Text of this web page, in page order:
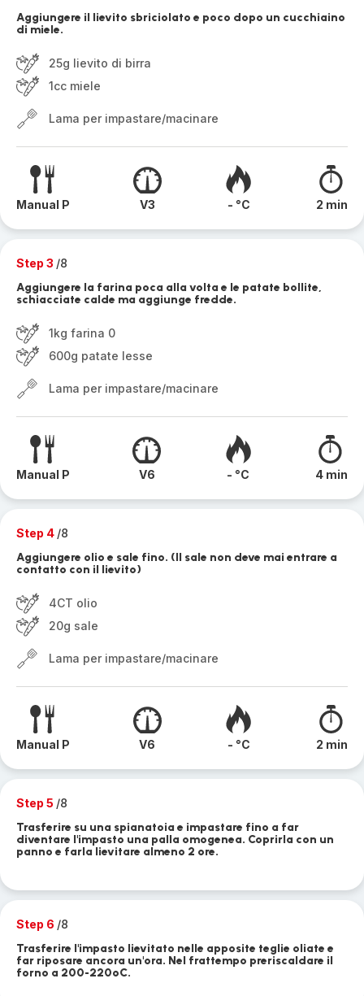
Aggiungere il lievito sbriciolato e poco dopo un cucchiaino
di miele.
25g lievito di birra
1cc miele
Lama per impastare/macinare
Manual P V3 - °C 2 min
Step 3 /8
Aggiungere la farina poca alla volta e le patate bollite,
schiacciate calde ma aggiunge fredde.
1kg farina 0
600g patate lesse
Lama per impastare/macinare
Manual P V6 - °C 4 min
Step 4 /8
Aggiungere olio e sale fino. (Il sale non deve mai entrare a
contatto con il lievito)
4CT olio
20g sale
Lama per impastare/macinare
Manual P V6 - °C 2 min
Step 5 /8
Trasferire su una spianatoia e impastare fino a far
diventare l'impasto una palla omogenea. Coprirla con un
panno e farla lievitare almeno 2 ore.
Step 6 /8
Trasferire l'impasto lievitato nelle apposite teglie oliate e
far riposare ancora un'ora. Nel frattempo preriscaldare il
forno a 200-220ºC.